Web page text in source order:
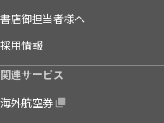
書店御担当者様へ
採用情報
関連サービス
海外航空券